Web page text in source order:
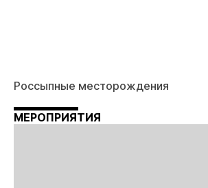
Россыпные месторождения
МЕРОПРИЯТИЯ